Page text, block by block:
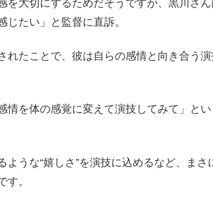
を大切にするためだそうですが、黒川さ
じたい」と監督に直訴。
れたことで、彼は自らの感情と向き合う
情を体の感覚に変えて演技してみて」と
ような“嬉しさ”を演技に込めるなど、まさ
す。